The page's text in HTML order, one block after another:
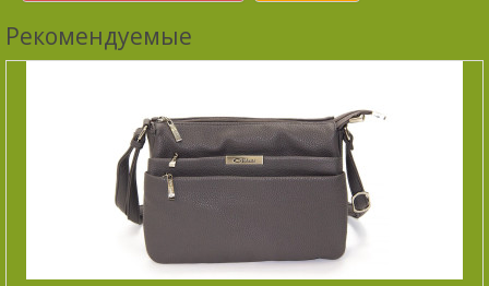
Рекомендуемые